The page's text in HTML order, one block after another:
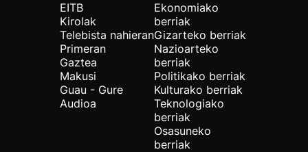
EITB
Kirolak
Telebista nahieran
Primeran
Gaztea
Makusi
Guau - Gure
Audioa
Ekonomiako
berriak
Gizarteko berriak
Nazioarteko
berriak
Politikako berriak
Kulturako berriak
Teknologiako
berriak
Osasuneko
berriak